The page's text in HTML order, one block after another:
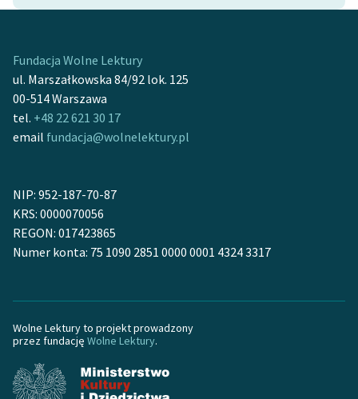
Kolekcje edukacyjne
twórców przechodzących
do domeny publicznej,
lektur szkolnych oraz
Odkurzamy bohaterów
Szkoła Poezji Wolnych
Lektur
O projekcie
Zespół
Fundacja Wolne Lektury
ul. Marszałkowska 84/92 lok. 125
00-514 Warszawa
tel. +48 22 621 30 17
email fundacja@wolnelektury.pl
NIP: 952-187-70-87
KRS: 0000070056
REGON: 017423865
Numer konta: 75 1090 2851 0000 0001 4324 3317
Wolne Lektury to projekt prowadzony
przez fundację Wolne Lektury.